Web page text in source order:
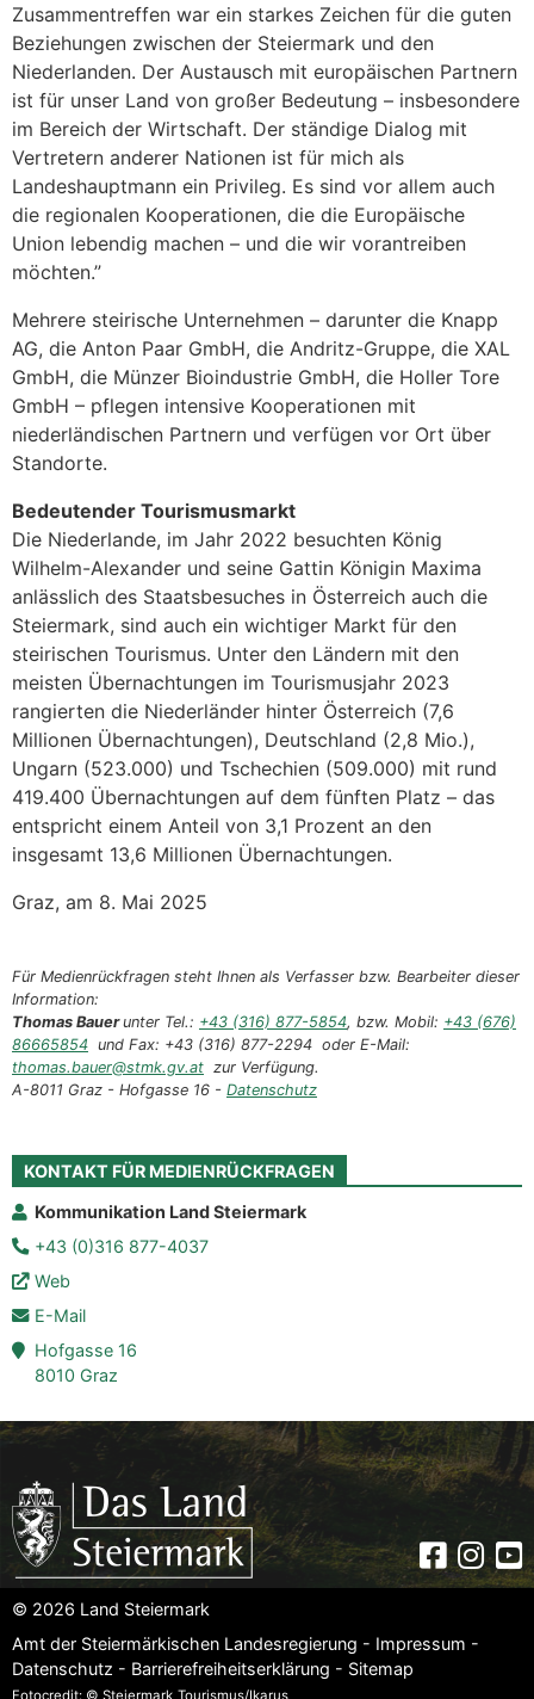
Zusammentreffen war ein starkes Zeichen für die guten
Beziehungen zwischen der Steiermark und den
Niederlanden. Der Austausch mit europäischen Partnern
ist für unser Land von großer Bedeutung – insbesondere
im Bereich der Wirtschaft. Der ständige Dialog mit
Vertretern anderer Nationen ist für mich als
Landeshauptmann ein Privileg. Es sind vor allem auch
die regionalen Kooperationen, die die Europäische
Union lebendig machen – und die wir vorantreiben
möchten.”
Mehrere steirische Unternehmen – darunter die Knapp
AG, die Anton Paar GmbH, die Andritz-Gruppe, die XAL
GmbH, die Münzer Bioindustrie GmbH, die Holler Tore
GmbH – pflegen intensive Kooperationen mit
niederländischen Partnern und verfügen vor Ort über
Standorte.
Bedeutender Tourismusmarkt
Die Niederlande, im Jahr 2022 besuchten König
Wilhelm-Alexander und seine Gattin Königin Maxima
anlässlich des Staatsbesuches in Österreich auch die
Steiermark, sind auch ein wichtiger Markt für den
steirischen Tourismus. Unter den Ländern mit den
meisten Übernachtungen im Tourismusjahr 2023
rangierten die Niederländer hinter Österreich (7,6
Millionen Übernachtungen), Deutschland (2,8 Mio.),
Ungarn (523.000) und Tschechien (509.000) mit rund
419.400 Übernachtungen auf dem fünften Platz – das
entspricht einem Anteil von 3,1 Prozent an den
insgesamt 13,6 Millionen Übernachtungen.
Graz, am 8. Mai 2025
Für Medienrückfragen steht Ihnen als Verfasser bzw. Bearbeiter dieser
Information:
Thomas Bauerunter Tel.: +43 (316) 877-5854, bzw. Mobil: +43 (676)
86665854 und Fax: +43 (316) 877-2294 oder E-Mail:
thomas.bauer@stmk.gv.at zur Verfügung.
A-8011 Graz - Hofgasse 16 - Datenschutz
KONTAKT FÜR MEDIENRÜCKFRAGEN
Kommunikation Land Steiermark
+43 (0)316 877-4037
Web
E-Mail
Hofgasse 16
8010 Graz
© 2026 Land Steiermark
Amt der Steiermärkischen Landesregierung - Impressum -
Datenschutz - Barrierefreiheitserklärung - Sitemap
Fotocredit: © Steiermark_Tourismus/Ikarus